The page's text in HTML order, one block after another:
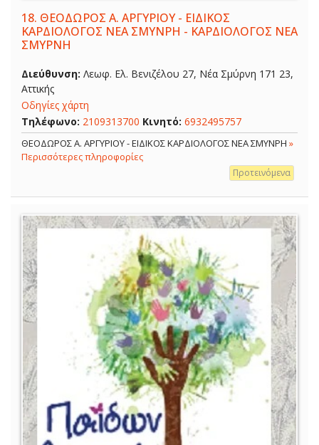
18. ΘΕΟΔΩΡΟΣ Α. ΑΡΓΥΡΙΟΥ - ΕΙΔΙΚΟΣ
ΚΑΡΔΙΟΛΟΓΟΣ ΝΕΑ ΣΜΥΝΡΗ - ΚΑΡΔΙΟΛΟΓΟΣ ΝΕΑ
ΣΜΥΡΝΗ
Διεύθυνση: Λεωφ. Ελ. Βενιζέλου 27, Νέα Σμύρνη 171 23,
Αττικής
Οδηγίες χάρτη
Τηλέφωνο: 2109313700 Κινητό: 6932495757
ΘΕΟΔΩΡΟΣ Α. ΑΡΓΥΡΙΟΥ - ΕΙΔΙΚΟΣ ΚΑΡΔΙΟΛΟΓΟΣ ΝΕΑ ΣΜΥΝΡΗ »
Περισσότερες πληροφορίες
Προτεινόμενα